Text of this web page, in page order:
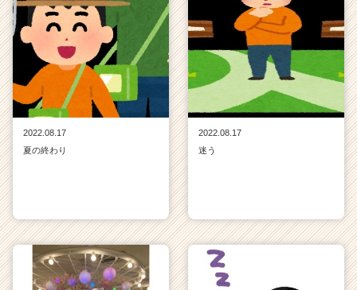
2022.08.17
夏の終わり
2022.08.17
迷う